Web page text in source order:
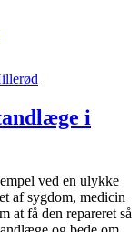
i
ved en ulykke
af sygdom, medicin
at få den repareret så